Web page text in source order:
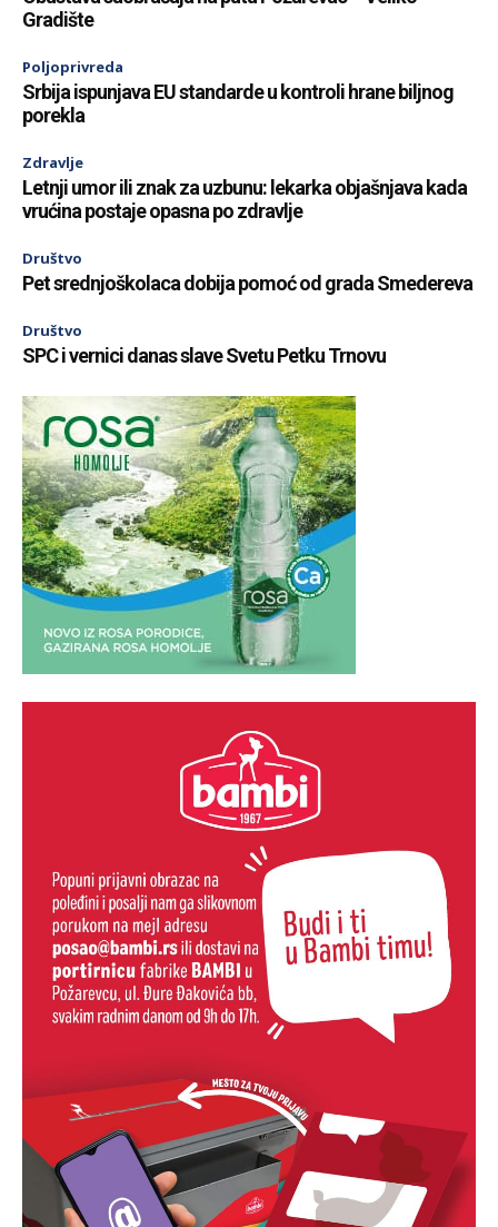
Gradište
Poljoprivreda
Srbija ispunjava EU standarde u kontroli hrane biljnog
porekla
Zdravlje
Letnji umor ili znak za uzbunu: lekarka objašnjava kada
vrućina postaje opasna po zdravlje
Društvo
Pet srednjoškolaca dobija pomoć od grada Smedereva
Društvo
SPC i vernici danas slave Svetu Petku Trnovu